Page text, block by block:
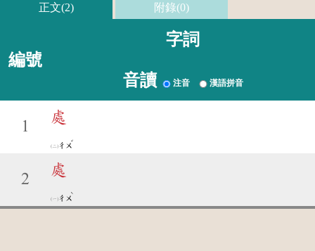
正文(2) 附錄(0)
編號
字詞
音讀 注音 漢語拼音
1
處
ㄔㄨ
ˇ
2
處
ㄔㄨ
ˋ